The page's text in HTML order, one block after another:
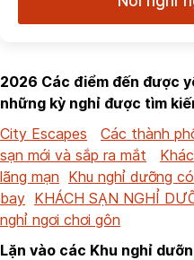
2026 Các điểm đến được
những kỳ nghỉ được tìm
City Escapes
Các thành
sạn mới và sắp ra mắt
lãng mạn Khu nghỉ dưỡng
bay KHÁCH SẠN NGHỈ
nghỉ ngơi chơi gôn
Lặn vào các Khu nghỉ